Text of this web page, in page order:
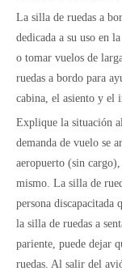
La silla de ruedas a
dedicada a su uso en
o tomar vuelos de
ruedas a bordo para
cabina, el asiento y el
Explique la situación
demanda de vuelo se
aeropuerto (sin
mismo. La silla de
persona discapacitada
la silla de ruedas a
pariente, puede dejar
ruedas. Al salir del